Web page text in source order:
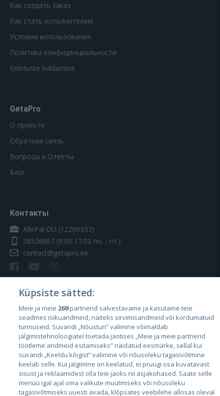
Как создать заказ
Как стать исполнителем
Условия использования
Политика конфиденциальности
Eelistuste haldamine
GetaPro
О проекте
Обратная связь
Вопросы и Ответы
Блог
Контакты
AllePal OÜ (12209337)
58536867 (9:00-17:00 пн. - пт.)
contact@getapro.ee
Страны
Эстония
Латвия
Литва
Küpsiste sätted:
Meie ja meie 269partnerid salvestavame ja kasutame teie
seadmes isikuandmeid, näiteks sirvimisandmeid või kordumatuid
tunnuseid. Suvandi „Nõustun” valimine võimaldab
jälgimistehnoloogiatel toetada jaotises „Meie ja meie partnerid
töötleme andmeid esitamiseks” näidatud eesmärke, sellal kui
suvandi „Keeldu kõigist” valimine või nõusoleku tagasivõtmine
keelab selle. Kui jälgimine on keelatud, ei pruugi osa kuvatavast
sisust ja reklaamidest olla teie jaoks nii asjakohased. Saate selle
menüü igal ajal oma valikute muutmiseks või nõusoleku
tagasivõtmiseks uuesti avada, klõpsates veebilehe allosas oleval